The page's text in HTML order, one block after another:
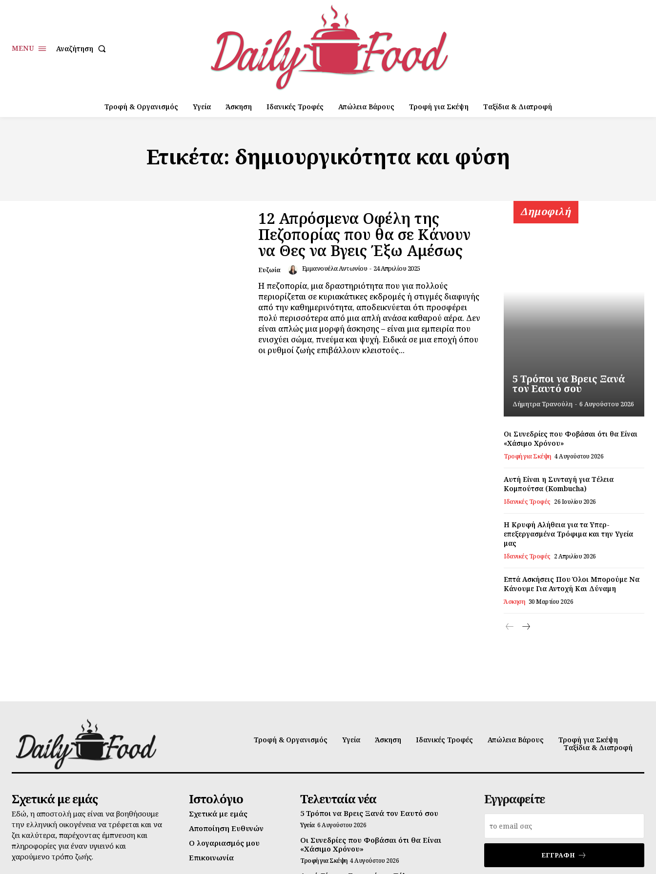
MENU Αναζήτηση
Τροφή & Οργανισμός Υγεία Άσκηση Ιδανικές Τροφές Απώλεια Βάρους Τροφή για Σκέψη Ταξίδια & Διατροφή
Ετικέτα: δημιουργικότητα και φύση
12 Απρόσμενα Οφέλη της
Πεζοπορίας που θα σε Κάνουν
να Θες να Βγεις Έξω Αμέσως
Ευζωία Εμμανουέλα Αντωνίου - 24 Απριλίου 2025
Η πεζοπορία, μια δραστηριότητα που για πολλούς
περιορίζεται σε κυριακάτικες εκδρομές ή στιγμές διαφυγής
από την καθημερινότητα, αποδεικνύεται ότι προσφέρει
πολύ περισσότερα από μια απλή ανάσα καθαρού αέρα. Δεν
είναι απλώς μια μορφή άσκησης – είναι μια εμπειρία που
ενισχύει σώμα, πνεύμα και ψυχή. Ειδικά σε μια εποχή όπου
οι ρυθμοί ζωής επιβάλλουν κλειστούς...
Δημοφιλή
5 Τρόποι να Βρεις Ξανά
τον Εαυτό σου
Δήμητρα Τρανούλη - 6 Αυγούστου 2026
Οι Συνεδρίες που Φοβάσαι ότι θα Είναι
«Χάσιμο Χρόνου»
Τροφή για Σκέψη 4 Αυγούστου 2026
Αυτή Είναι η Συνταγή για Τέλεια
Κομπούτσα (Kombucha)
Ιδανικές Τροφές 26 Ιουλίου 2026
Η Κρυφή Αλήθεια για τα Υπερ-
επεξεργασμένα Τρόφιμα και την Υγεία
μας
Ιδανικές Τροφές 2 Απριλίου 2026
Επτά Ασκήσεις Που Όλοι Μπορούμε Να
Κάνουμε Για Αντοχή Και Δύναμη
Άσκηση 30 Μαρτίου 2026
Τροφή & Οργανισμός Υγεία Άσκηση Ιδανικές Τροφές Απώλεια Βάρους
Τροφή για Σκέψη
Ταξίδια & Διατροφή
Σχετικά με εμάς
Εδώ, η αποστολή μας είναι να βοηθήσουμε
την ελληνική οικογένεια να τρέφεται και να
ζει καλύτερα, παρέχοντας έμπνευση και
πληροφορίες για έναν υγιεινό και
χαρούμενο τρόπο ζωής.
Ιστολόγιο
Σχετικά με εμάς
Αποποίηση Ευθυνών
Ο λογαριασμός μου
Επικοινωνία
Τελευταία νέα
5 Τρόποι να Βρεις Ξανά τον Εαυτό σου
Υγεία 6 Αυγούστου 2026
Οι Συνεδρίες που Φοβάσαι ότι θα Είναι
«Χάσιμο Χρόνου»
Τροφή για Σκέψη 4 Αυγούστου 2026
Εγγραφείτε
ΕΓΓΡΑΦΉ